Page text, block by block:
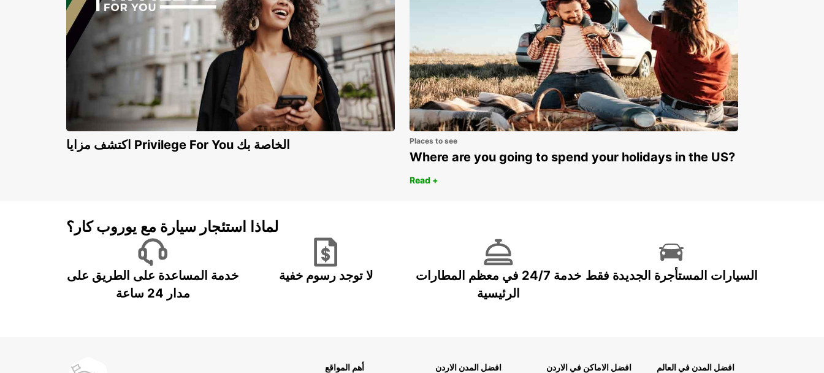
اكتشف مزايا Privilege For You الخاصة بك Places to see
Where are you going to spend your holidays in the US?
Read +
لماذا استئجار سيارة مع يوروب كار؟
خدمة المساعدة على الطريق على
مدار 24 ساعة
لا توجد رسوم خفية
خدمة 24/7 في معظم المطارات
الرئيسية
السيارات المستأجرة الجديدة فقط
أهم المواقع
افضل المدن الاردن
افضل الاماكن في الاردن
افضل المدن في العالم